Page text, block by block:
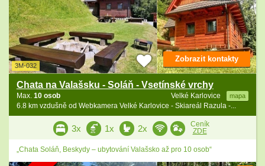
3M-032
Chata na Valašsku - Soláň - Vsetínské vrchy
Velké Karlovice mapa
Max. 10 osob
6.8 km vzdušně od Webkamera Velké Karlovice - Skiareál Razula -...
Zobrazit kontakty
3x 1x 2x
Ceník
ZDE
„Chata Soláň, Beskydy – ubytování Valašsko až pro 10 osob“